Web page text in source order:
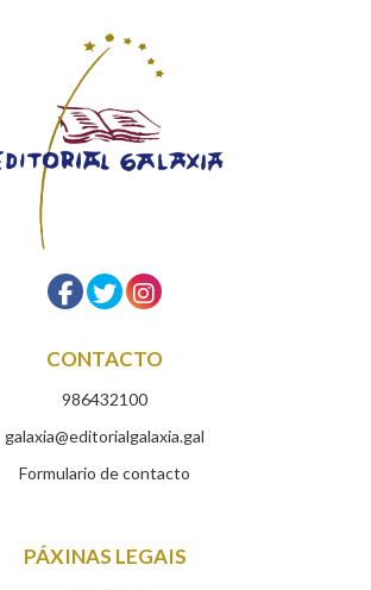
CONTACTO
986432100
galaxia@editorialgalaxia.gal
Formulario de contacto
PÁXINAS LEGAIS